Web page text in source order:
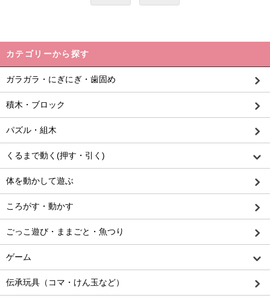
カテゴリーから探す
ガラガラ・にぎにぎ・歯固め
積木・ブロック
パズル・組木
くるまで動く(押す・引く)
体を動かして遊ぶ
ころがす・動かす
ごっこ遊び・ままごと・魚つり
ゲーム
伝承玩具（コマ・けん玉など）